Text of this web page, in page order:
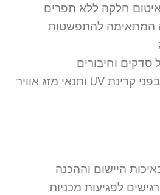
חלקה ללא תפרים
המתאימה להתפשטות
סדקים וחיבורים
עמידות טובה בפני קרינת UV ותנאי מזג אוויר
היישום וההכנה
לפגיעות מכניות